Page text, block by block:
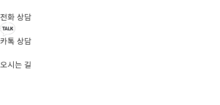
전화 상담
카톡 상담
오시는 길